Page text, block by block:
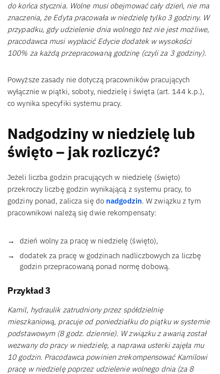
do końca stycznia. Wolne musi obejmować cały dzień, nie ma
znaczenia, że Edyta pracowała w niedzielę tylko 3 godziny. W
przypadku, gdy udzielenie dnia wolnego też nie jest możliwe,
pracodawca musi wypłacić Edycie dodatek w wysokości
100% za każdą przepracowaną godzinę (czyli za 3 godziny).
Powyższe zasady nie dotyczą pracowników pracujących
wyłącznie w piątki, soboty, niedzielę i święta (art. 144 k.p.),
co wynika specyfiki systemu pracy.
Nadgodziny w niedzielę lub
święto – jak rozliczyć?
Jeżeli liczba godzin pracujących w niedzielę (święto)
przekroczy liczbę godzin wynikającą z systemu pracy, to
godziny ponad, zalicza się do nadgodzin. W związku z tym
pracownikowi należą się dwie rekompensaty:
dzień wolny za pracę w niedzielę (święto),
dodatek za pracę w godzinach nadliczbowych za liczbę
godzin przepracowaną ponad normę dobową.
Przykład 3
Kamil, hydraulik zatrudniony przez spółdzielnię
mieszkaniową, pracuje od poniedziałku do piątku w systemie
podstawowym (8 godz. dziennie). W związku z awarią został
wezwany do pracy w niedzielę, a naprawa usterki zajęła mu
10 godzin. Pracodawca powinien zrekompensować Kamilowi
pracę w niedzielę poprzez udzielenie wolnego dnia (za 8